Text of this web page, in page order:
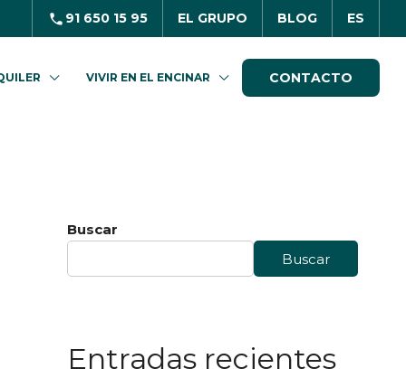
91 650 15 95 EL GRUPO BLOG ES
VIVIR EN EL ENCINAR CONTACTO
Buscar
Buscar
Entradas recientes